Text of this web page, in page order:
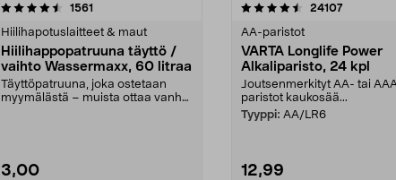
1561
Hiilihapotuslaitteet & maut
Hiilihappopatruuna täyttö /
vaihto Wassermaxx, 60 litraa
Täyttöpatruuna, joka ostetaan
myymälästä – muista ottaa vanha
3,00
4.5viidestä
24107arvostelut
AA-paristot
VARTA Longlife Power
Alkaliparisto, 24 kpl
Joutsenmerkityt AA- tai
paristot kaukosää...
Tyyppi: AA/LR6
12,99
4.5viidestä